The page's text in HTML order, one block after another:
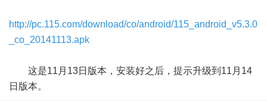
http://pc.115.com/download/co/android/115_android_v5.3.0
_co_20141113.apk
这是11月13日版本，安装好之后，提示升级到11月14
日版本。